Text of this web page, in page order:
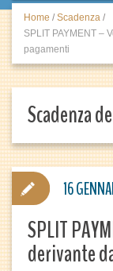
Home / Scadenza /
SPLIT PAYMENT –
pagamenti
Scadenza
SPLIT
derivante
16